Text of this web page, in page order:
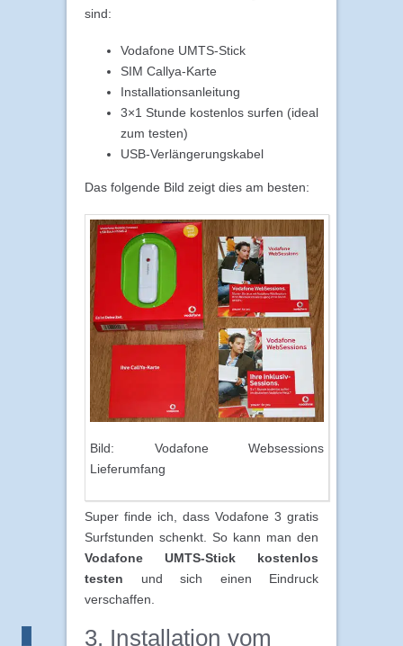
sind:
Vodafone UMTS-Stick
SIM Callya-Karte
Installationsanleitung
3×1 Stunde kostenlos surfen (ideal
zum testen)
USB-Verlängerungskabel
Das folgende Bild zeigt dies am besten:
Bild: Vodafone Websessions
Lieferumfang
Super finde ich, dass Vodafone 3 gratis
Surfstunden schenkt. So kann man den
Vodafone UMTS-Stick kostenlos
testen und sich einen Eindruck
verschaffen.
3. Installation vom